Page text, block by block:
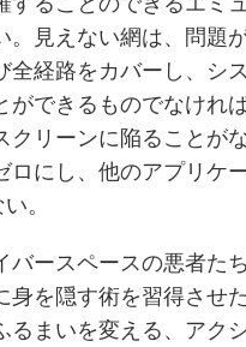
。見えない網は、問題
経路をカバーし、シ
できるものでなければ
リーンに陥ることが
ロにし、他のアプリケ
。
ースペースの悪者た
を隠す術を習得させ
まいを変える、アク